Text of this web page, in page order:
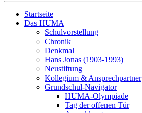
Startseite
Das HUMA
Schulvorstellung
Chronik
Denkmal
Hans Jonas (1903-1993)
Neustiftung
Kollegium & Ansprechpartner
Grundschul-Navigator
HUMA-Olympiade
Tag der offenen Tür